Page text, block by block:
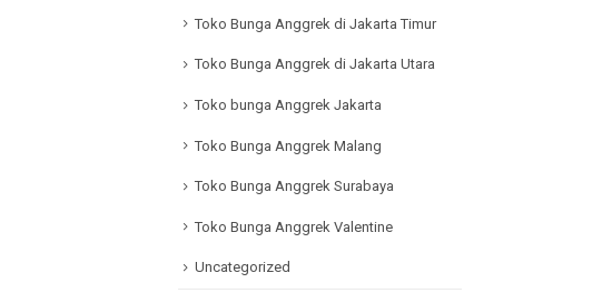
Toko Bunga Anggrek di Jakarta Timur
Toko Bunga Anggrek di Jakarta Utara
Toko bunga Anggrek Jakarta
Toko Bunga Anggrek Malang
Toko Bunga Anggrek Surabaya
Toko Bunga Anggrek Valentine
Uncategorized